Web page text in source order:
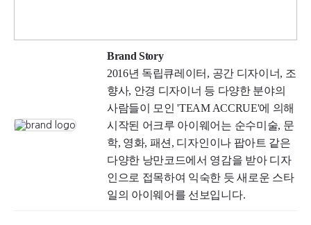
Brand Story
2016년 독립큐레이터, 공간 디자이너, 조
향사, 안경 디자이너 등 다양한 분야의
사람들이 모인 'TEAM ACCRUE'에 의해
시작된 어크루 아이웨어는 순수미술, 문
학, 영화, 패션, 디자인이나 팝아트 같은
다양한 낭만코드에서 영감을 받아 디자
인으로 접목하여 익숙한 듯 새로운 스타
일의 아이웨어를 선보입니다.